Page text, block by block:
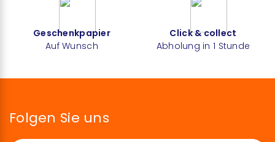
Geschenkpapier
Auf Wunsch
Click & collect
Abholung in 1 Stunde
Folgen Sie uns